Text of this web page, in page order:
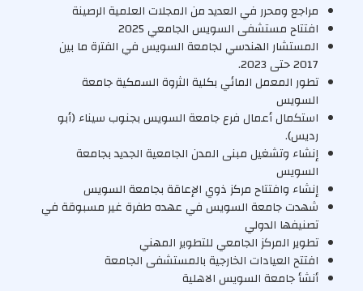
مراجع ومحرر في العديد من المجلات العلمية الرصينة
افتتاح مستشفى السويس الجامعي 2025
المستشار الهندسي لجامعة السويس في الفترة ما بين
2017 حتى 2023.
تطور المعمل المائي بكلية الثروة السمكية جامعة
السويس
استكمال أعمال فرع جامعة السويس بجنوب سيناء (أبو
رديس).
إنشاء وتشغيل مبنى المدن الجامعية الجديد بجامعة
السويس
إنشاء وافتتاح مركز ذوي الإعاقة بجامعة السويس
شهدت جامعة السويس في عهده طفرة غير مسبوقة في
تصنيفها الدولي
تطوير المركز الجامعي للتطوير المهني
افتتح العيادات الخارجية بالمستشفى الجامعة
أنشأ جامعة السويس الاهلية